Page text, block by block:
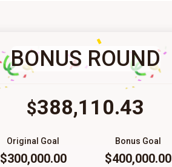
BONUS ROUND
$388,110.43
Bonus Goal
$400,000.00
Original Goal
$300,000.00